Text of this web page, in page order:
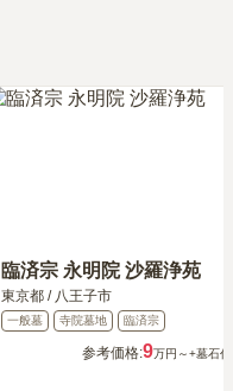
臨済宗 永明院 沙羅浄苑
東京都 / 八王子市
一般墓 寺院墓地 臨済宗
参考価格:9万円～+墓石代